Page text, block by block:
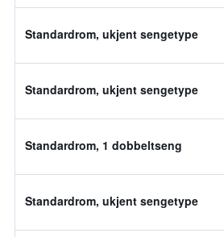
Standardrom, ukjent sengetype
Standardrom, ukjent sengetype
Standardrom, 1 dobbeltseng
Standardrom, ukjent sengetype